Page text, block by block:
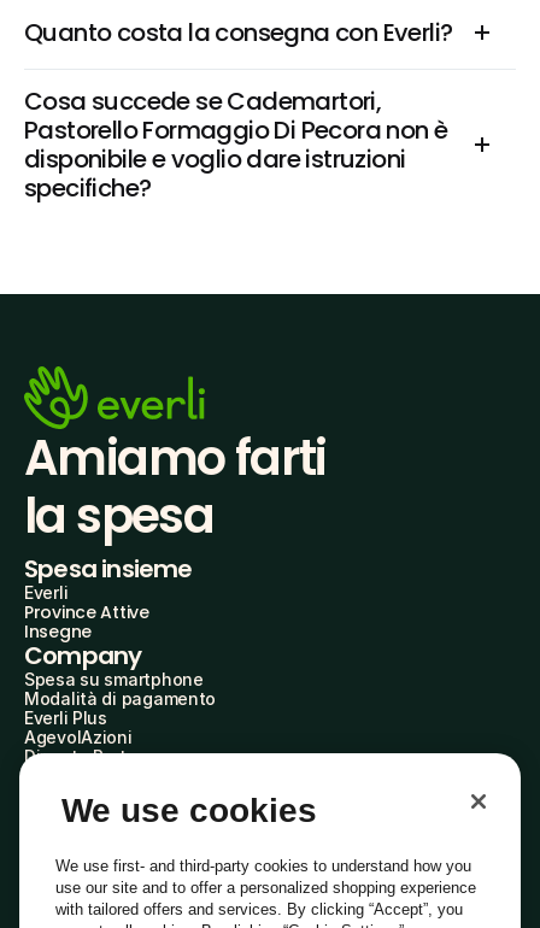
Quanto costa la consegna con Everli?
Cosa succede se Cademartori,
Pastorello Formaggio Di Pecora non è
disponibile e voglio dare istruzioni
specifiche?
Amiamo farti
la spesa
Spesa insieme
Everli
Province Attive
Insegne
Company
Spesa su smartphone
Modalità di pagamento
Everli Plus
AgevolAzioni
Diventa Partner
Everli Shoppers
About Us
Everli News
Domande frequenti
Lavora con noi
Diventa Shopper
We use cookies
We use first- and third-party cookies to understand how you
use our site and to offer a personalized shopping experience
with tailored offers and services. By clicking “Accept”, you